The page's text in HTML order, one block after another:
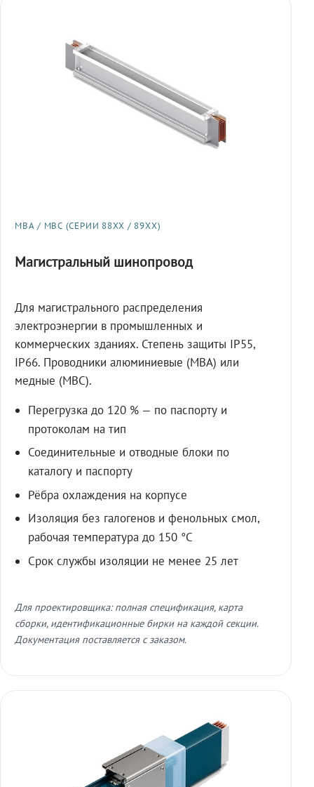
МВА / МВС (СЕРИИ 88XX / 89XX)
Магистральный шинопровод
Для магистрального распределения
электроэнергии в промышленных и
коммерческих зданиях. Степень защиты IP55,
IP66. Проводники алюминиевые (МВА) или
медные (МВС).
Перегрузка до 120 % — по паспорту и
протоколам на тип
Соединительные и отводные блоки по
каталогу и паспорту
Рёбра охлаждения на корпусе
Изоляция без галогенов и фенольных смол,
рабочая температура до 150 °C
Срок службы изоляции не менее 25 лет
Для проектировщика: полная спецификация, карта
сборки, идентификационные бирки на каждой секции.
Документация поставляется с заказом.